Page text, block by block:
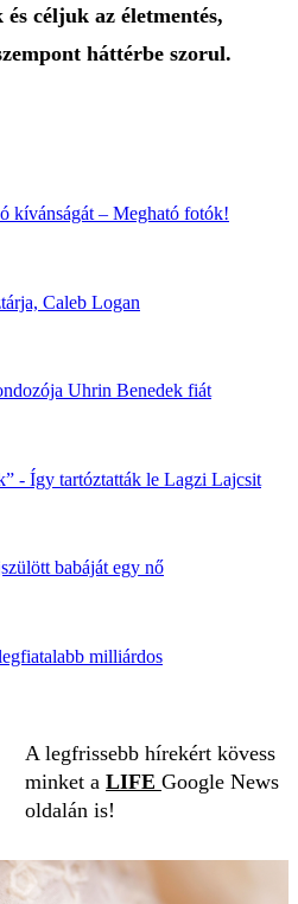
céljuk az életmentés,
háttérbe szorul.
kívánságát – Megható fotók!
Caleb Logan
Uhrin Benedek fiát
- Így tartóztatták le Lagzi Lajcsit
babáját egy nő
milliárdos
A legfrissebb hírekért kövess
minket a LIFE Google News
oldalán is!